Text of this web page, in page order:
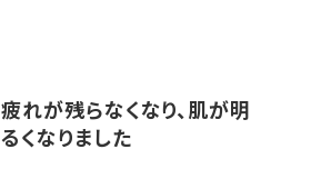
疲れが残らなくなり、肌が明
るくなりました